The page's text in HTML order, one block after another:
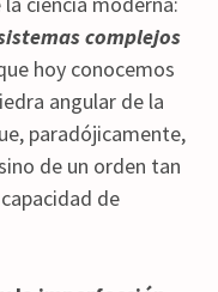
complejos
hoy conocemos
angular de la
paradójicamente,
de un orden tan
de